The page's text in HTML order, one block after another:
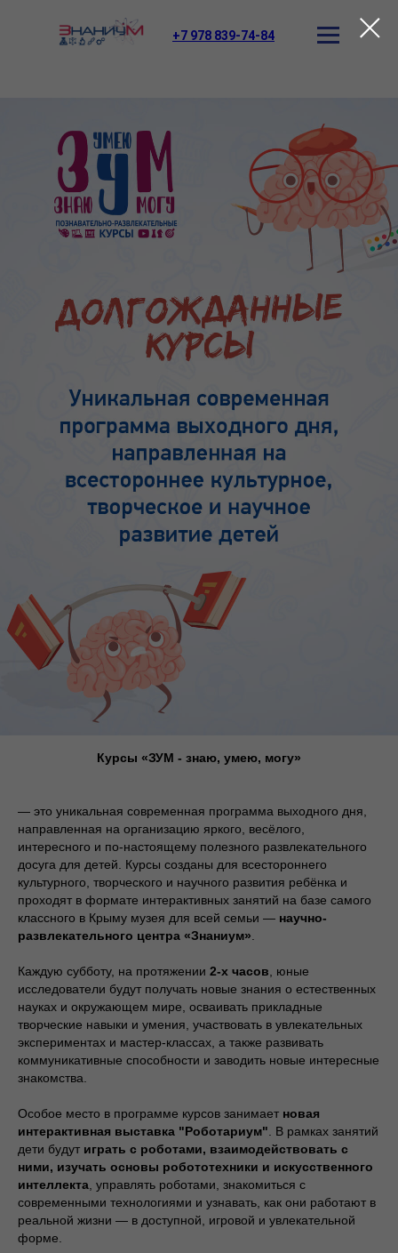
+7 978 839-74-84
Курсы «ЗУМ - знаю, умею, могу»
— это уникальная современная программа выходного дня,
направленная на организацию яркого, весёлого,
интересного и по-настоящему полезного развлекательного
досуга для детей. Курсы созданы для всестороннего
культурного, творческого и научного развития ребёнка и
проходят в формате интерактивных занятий на базе самого
классного в Крыму музея для всей семьи — научно-
развлекательного центра «Знаниум»
Каждую субботу, на протяжении 2-х часов , юные
исследователи будут получать новые знания о естественных
науках и окружающем мире, осваивать прикладные
творческие навыки и умения, участвовать в увлекательных
экспериментах и мастер-классах, а также развивать
коммуникативные способности и заводить новые интересные
знакомства.
Особое место в программе курсов занимает новая
интерактивная выставка "Роботариум" . В рамках занятий
дети будут играть с роботами, взаимодействовать с
ними, изучать основы робототехники и искусственного
интеллекта , управлять роботами, знакомиться с
современными технологиями и узнавать, как они работают в
реальной жизни — в доступной, игровой и увлекательной
форме.